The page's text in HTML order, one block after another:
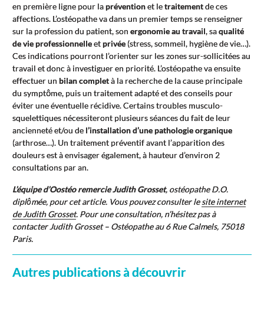
en première ligne pour lapréventionet letraitementde ces
affections. L’ostéopathe va dans un premier temps se renseigner
sur la profession du patient, son ergonomie au travail, saqualité
de vie professionnelleetprivée (stress, sommeil, hygiène de vie…).
Ces indications pourront l’orienter sur les zones sur-sollicitées au
travail et donc à investiguer en priorité. L’ostéopathe va ensuite
effectuer un bilan completà la recherche de la cause principale
du symptôme, puis un traitement adapté et des conseils pour
éviter une éventuelle récidive. Certains troubles musculo-
squelettiques nécessiteront plusieurs séances du fait de leur
ancienneté et/ou de l’installation d’une pathologie organique
(arthrose…). Un traitement préventif avant l’apparition des
douleurs est à envisager également, à hauteur d’environ 2
consultations par an.
L’équipe d’Oostéo remercie Judith Grosset, ostéopathe D.O.
diplômée, pour cet article. Vous pouvez consulter lesite internet
de Judith Grosset. Pour une consultation, n’hésitez pas à
contacter Judith Grosset – Ostéopathe au 6 Rue Calmels, 75018
Paris.
Autres publications à découvrir